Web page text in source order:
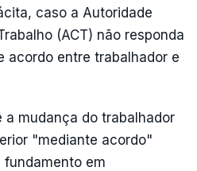
caso a Autoridade
(ACT) não responda
acordo entre trabalhador e
a mudança do trabalhador
"mediante acordo"
em